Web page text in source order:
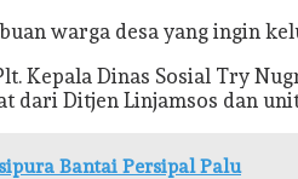
warga desa yang ingin
Kepala Dinas Sosial Try
dari Ditjen Linjamsos dan
Bantai Persipal Palu